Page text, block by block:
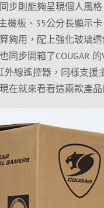
步則能夠呈現個人風
機板、35公分長顯示
夠用，配上強化玻璃
步開箱了COUGAR
外線遙控器，同樣支
在就來看看這兩款產品